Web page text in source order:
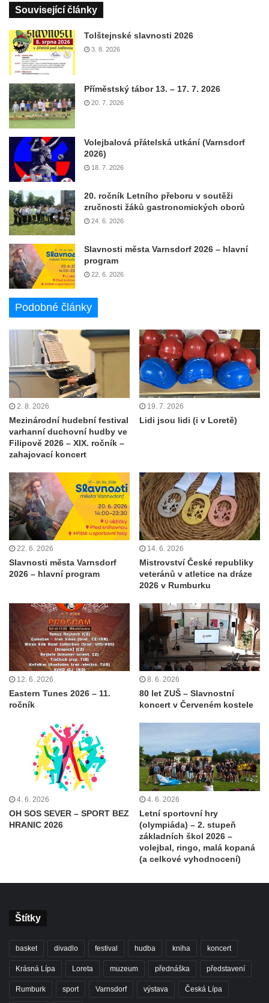
Související články
Tolštejnské slavnosti 2026
3. 8. 2026
Příměstský tábor 13. – 17. 7. 2026
20. 7. 2026
Volejbalová přátelská utkání (Varnsdorf
2026)
18. 7. 2026
20. ročník Letního přeboru v soutěži
zručnosti žáků gastronomických oborů
24. 6. 2026
Slavnosti města Varnsdorf 2026 – hlavní
program
22. 6. 2026
Podobné články
2. 8. 2026
Mezinárodní hudební festival
varhanní duchovní hudby ve
Filipově 2026 – XIX. ročník –
zahajovací koncert
19. 7. 2026
Lidi jsou lidi (i v Loretě)
22. 6. 2026
Slavnosti města Varnsdorf
2026 – hlavní program
14. 6. 2026
Mistrovství České republiky
veteránů v atletice na dráze
2026 v Rumburku
12. 6. 2026
Eastern Tunes 2026 – 11.
ročník
8. 6. 2026
80 let ZUŠ – Slavnostní
koncert v Červeném kostele
4. 6. 2026
OH SOS SEVER – SPORT BEZ
HRANIC 2026
4. 6. 2026
Letní sportovní hry
(olympiáda) – 2. stupeň
základních škol 2026 –
volejbal, ringo, malá kopaná
(a celkové vyhodnocení)
Štítky
basket divadlo festival hudba kniha koncert
Krásná Lípa Loreta muzeum přednáška představení
Rumburk sport Varnsdorf výstava Česká Lípa